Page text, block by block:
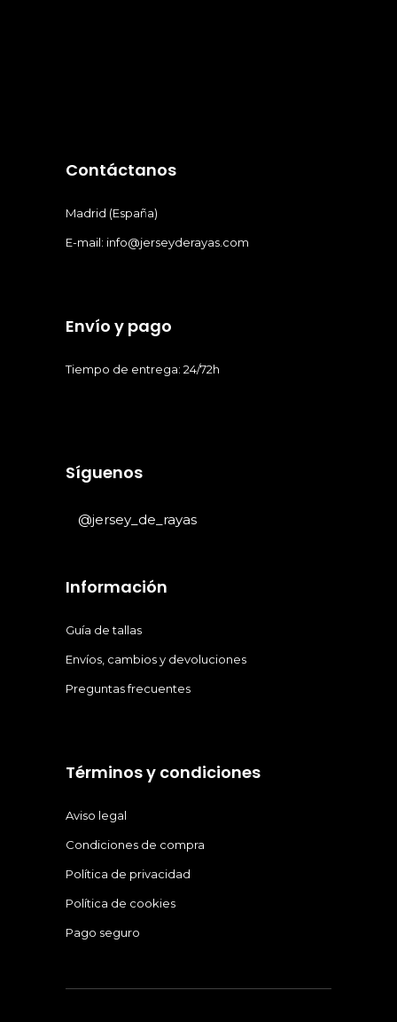
Contáctanos
Madrid (España)
E-mail: info@jerseyderayas.com
Envío y pago
Tiempo de entrega: 24/72h
Síguenos
@jersey_de_rayas
Información
Guía de tallas
Envíos, cambios y devoluciones
Preguntas frecuentes
Términos y condiciones
Aviso legal
Condiciones de compra
Política de privacidad
Política de cookies
Pago seguro